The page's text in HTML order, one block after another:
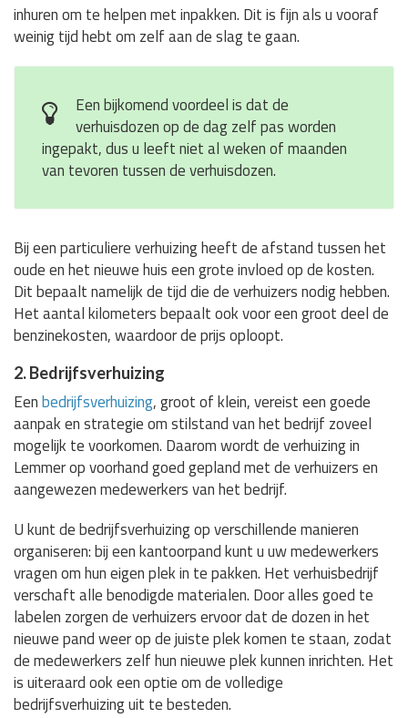
inhuren om te helpen met inpakken. Dit is fijn als u vooraf
weinig tijd hebt om zelf aan de slag te gaan.
Een bijkomend voordeel is dat de
verhuisdozen op de dag zelf pas worden
ingepakt, dus u leeft niet al weken of maanden
van tevoren tussen de verhuisdozen.
Bij een particuliere verhuizing heeft de afstand tussen het
oude en het nieuwe huis een grote invloed op de kosten.
Dit bepaalt namelijk de tijd die de verhuizers nodig hebben.
Het aantal kilometers bepaalt ook voor een groot deel de
benzinekosten, waardoor de prijs oploopt.
2. Bedrijfsverhuizing
Eenbedrijfsverhuizing, groot of klein, vereist een goede
aanpak en strategie om stilstand van het bedrijf zoveel
mogelijk te voorkomen. Daarom wordt de verhuizing in
Lemmer op voorhand goed gepland met de verhuizers en
aangewezen medewerkers van het bedrijf.
U kunt de bedrijfsverhuizing op verschillende manieren
organiseren: bij een kantoorpand kunt u uw medewerkers
vragen om hun eigen plek in te pakken. Het verhuisbedrijf
verschaft alle benodigde materialen. Door alles goed te
labelen zorgen de verhuizers ervoor dat de dozen in het
nieuwe pand weer op de juiste plek komen te staan, zodat
de medewerkers zelf hun nieuwe plek kunnen inrichten. Het
is uiteraard ook een optie om de volledige
bedrijfsverhuizing uit te besteden.